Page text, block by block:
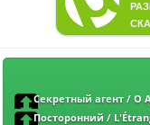
Секретный агент / O
Agent (2025) BDRip от
Посторонний /